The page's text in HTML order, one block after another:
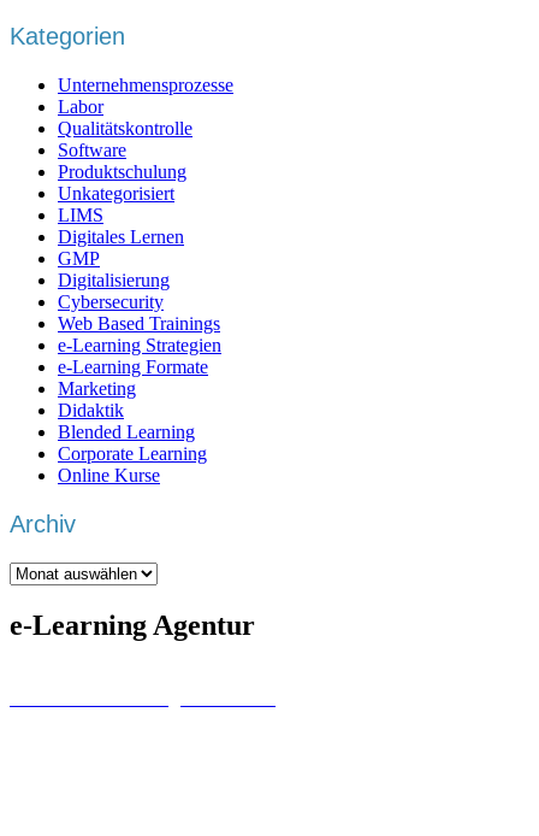
Kategorien
Unternehmensprozesse
Labor
Qualitätskontrolle
Software
Produktschulung
Unkategorisiert
LIMS
Digitales Lernen
GMP
Digitalisierung
Cybersecurity
Web Based Trainings
e-Learning Strategien
e-Learning Formate
Marketing
Didaktik
Blended Learning
Corporate Learning
Online Kurse
Archiv
Archiv
e-Learning Agentur